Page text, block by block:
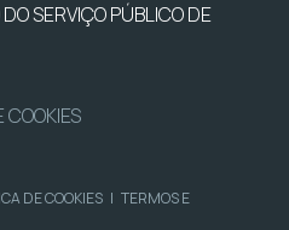
SERVIÇO PÚBLICO DE
COOKIES
DE COOKIES | TERMOS E